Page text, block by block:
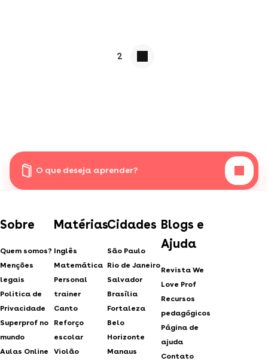
2
O que deseja aprender?
Sobre
Quem somos?
Menções
legais
Politica de
Privacidade
Superprof no
mundo
Aulas Online
Matérias
Inglês
Matemática
Personal
trainer
Canto
Reforço
escolar
Violão
Cidades
São Paulo
Rio de Janeiro
Salvador
Brasília
Fortaleza
Belo
Horizonte
Manaus
Blogs e
Ajuda
Revista We
Love Prof
Recursos
pedagógicos
Página de
ajuda
Contato